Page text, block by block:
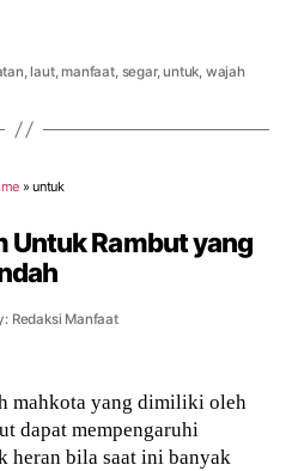
, laut,manfaat, segar,untuk, wajah
»untuk
Untuk Rambut yang
Redaksi Manfaat
mahkota yang dimiliki oleh
dapat mempengaruhi
heran bila saat ini banyak